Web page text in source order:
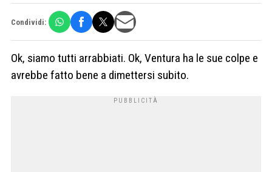
Condividi:
Ok, siamo tutti arrabbiati. Ok, Ventura ha le sue colpe e
avrebbe fatto bene a dimettersi subito.